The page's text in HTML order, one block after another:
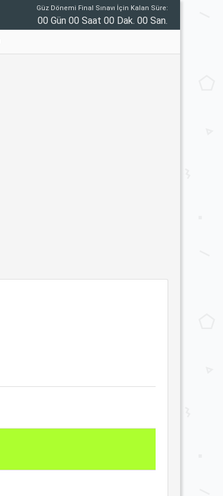
Güz Dönemi Final Sınavı İçin Kalan Süre:
00 Gün 00 Saat 00 Dak. 00 San.